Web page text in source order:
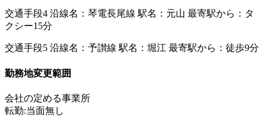
交通手段4 沿線名：琴電長尾線 駅名：元山 最寄駅から：タ
クシー15分
交通手段5 沿線名：予讃線 駅名：堀江 最寄駅から：徒歩9分
勤務地変更範囲
会社の定める事業所
転勤:当面無し